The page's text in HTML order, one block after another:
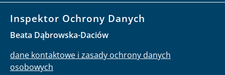
Inspektor Ochrony Danych
Beata Dąbrowska-Daciów
dane kontaktowe i zasady ochrony danych
osobowych